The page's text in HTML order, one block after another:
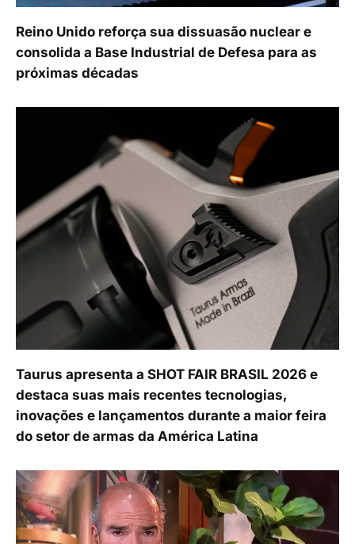
Reino Unido reforça sua dissuasão nuclear e
consolida a Base Industrial de Defesa para as
próximas décadas
Taurus apresenta a SHOT FAIR BRASIL 2026 e
destaca suas mais recentes tecnologias,
inovações e lançamentos durante a maior feira
do setor de armas da América Latina